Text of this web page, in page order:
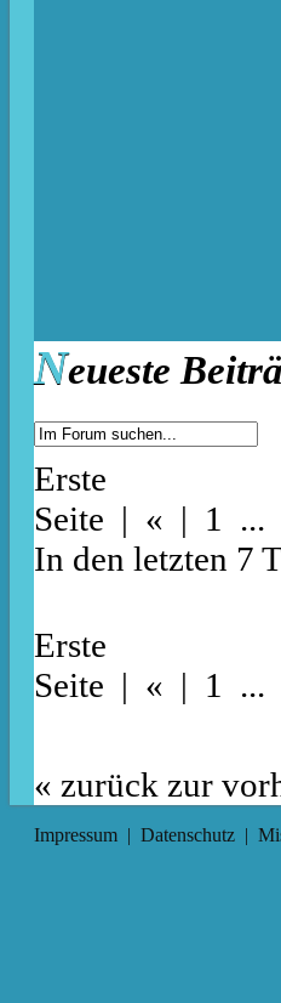
Neueste
Erste
Seite | « | 1 ...
In den letzten 7
Erste
Seite | « | 1 ...
« zurück zur
Impressum | Datenschutz |